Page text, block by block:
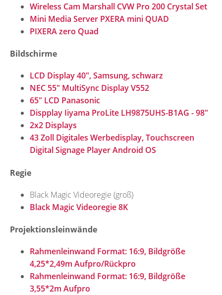
Wireless Cam Marshall CVW Pro 200 Crystal Set
Mini Media Server PXERA mini QUAD
PIXERA zero Quad
Bildschirme
LCD Display 40", Samsung, schwarz
NEC 55" MultiSync Display V552
65" LCD Panasonic
Dispplay Iiyama ProLite LH9875UHS-B1AG - 98"
2x2 Displays
43 Zoll Digitales Werbedisplay, Touchscreen
Digital Signage Player Android OS
Regie
Black Magic Videoregie (groß)
Black Magic Videoregie 8K
Projektionsleinwände
Rahmenleinwand Format: 16:9, Bildgröße
4,25*2,49m Aufpro/Rückpro
Rahmenleinwand Format: 16:9, Bildgröße
3,55*2m Aufpro